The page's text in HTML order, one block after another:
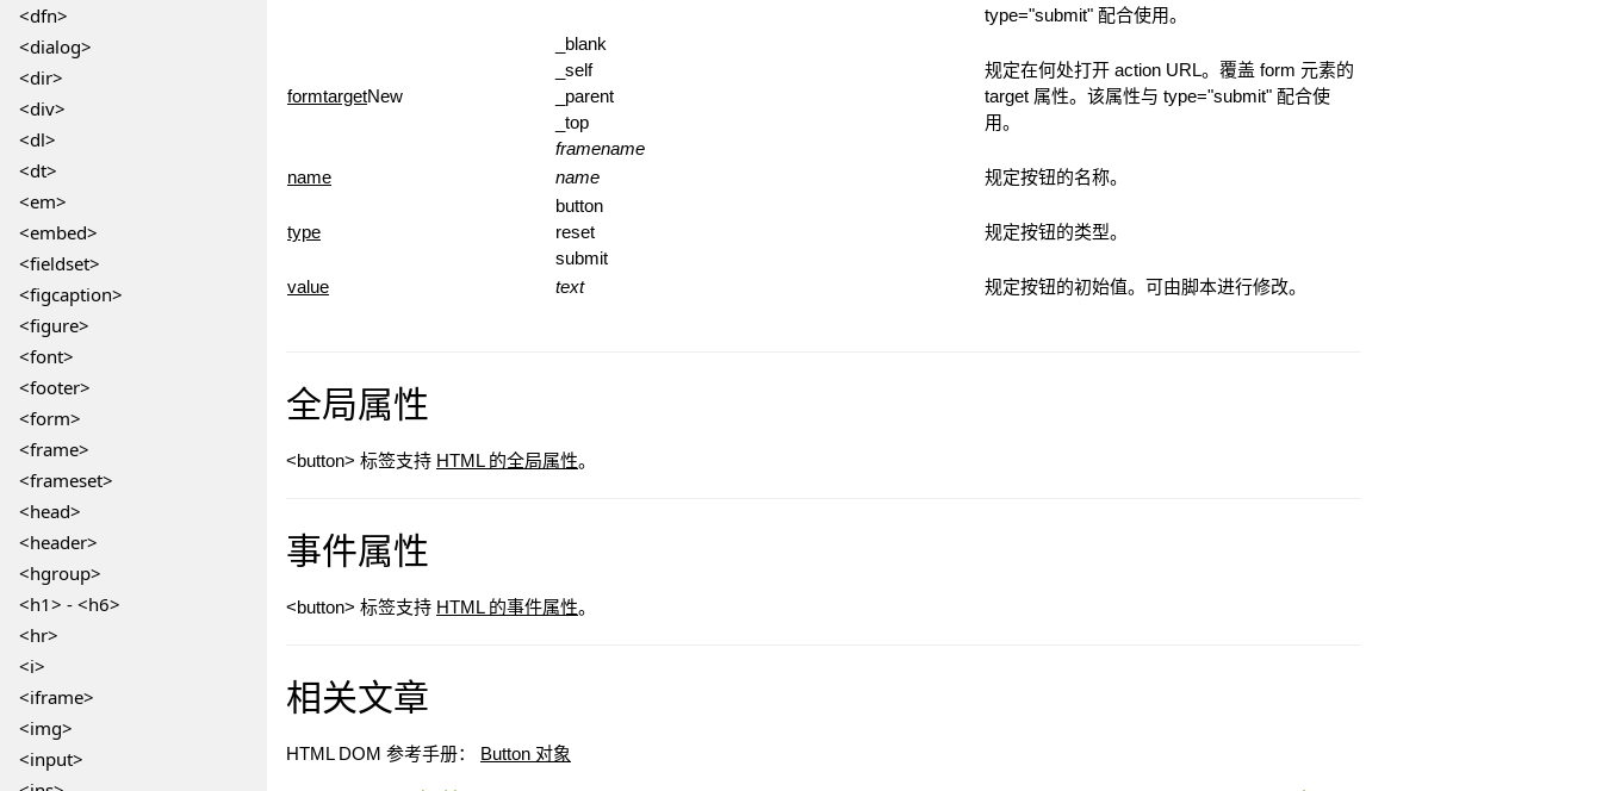
<dfn>
<dialog>
<dir>
<div>
<dl>
<dt>
<em>
<embed>
<fieldset>
<figcaption>
<figure>
<font>
<footer>
<form>
<frame>
<frameset>
<head>
<header>
<hgroup>
<h1> - <h6>
<hr>
<i>
<iframe>
<img>
<input>
type="submit" 配合使用。
formtargetNew
_blank
_self
_parent
_top
framename
规定在何处打开 action URL。覆盖 form 元素的
target 属性。该属性与 type="submit" 配合使
用。
name name 规定按钮的名称。
type
button
reset
submit
规定按钮的类型。
value text 规定按钮的初始值。可由脚本进行修改。
全局属性
<button> 标签支持 HTML 的全局属性。
事件属性
<button> 标签支持 HTML 的事件属性。
相关文章
HTML DOM 参考手册： Button 对象